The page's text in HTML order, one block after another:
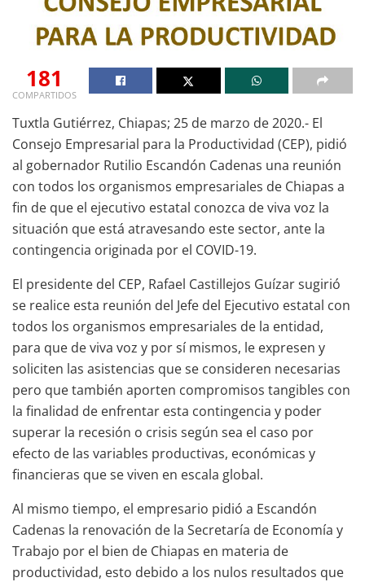
181
COMPARTIDOS
Tuxtla Gutiérrez, Chiapas; 25 de marzo de 2020.- El
Consejo Empresarial para la Productividad (CEP), pidió
al gobernador Rutilio Escandón Cadenas una reunión
con todos los organismos empresariales de Chiapas a
fin de que el ejecutivo estatal conozca de viva voz la
situación que está atravesando este sector, ante la
contingencia originada por el COVID-19.
El presidente del CEP, Rafael Castillejos Guízar sugirió
se realice esta reunión del Jefe del Ejecutivo estatal con
todos los organismos empresariales de la entidad,
para que de viva voz y por sí mismos, le expresen y
soliciten las asistencias que se consideren necesarias
pero que también aporten compromisos tangibles con
la finalidad de enfrentar esta contingencia y poder
superar la recesión o crisis según sea el caso por
efecto de las variables productivas, económicas y
financieras que se viven en escala global.
Al mismo tiempo, el empresario pidió a Escandón
Cadenas la renovación de la Secretaría de Economía y
Trabajo por el bien de Chiapas en materia de
productividad, esto debido a los nulos resultados que